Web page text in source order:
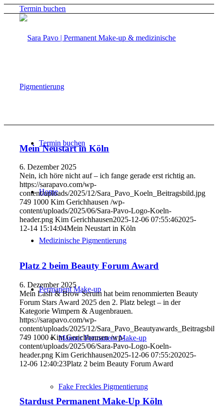
Termin buchen
Termin buchen
Home
Medizinische Pigmentierung
Permanent Make-up
Männer Permanent Make-up
Fake Freckles Pigmentierung
Mein Neustart in Köln
6. Dezember 2025
Nein, ich höre nicht auf – ich fange gerade erst richtig an.
https://sarapavo.com/wp-
content/uploads/2025/12/Sara_Pavo_Koeln_Beitragsbild.jpg
749 1000 Kim Gerichhausen /wp-
content/uploads/2025/06/Sara-Pavo-Logo-Koeln-
header.png Kim Gerichhausen2025-12-06 07:55:462025-
12-14 15:14:04Mein Neustart in Köln
Platz 2 beim Beauty Forum Award
6. Dezember 2025
Mein Lash & Brow Serum hat beim renommierten Beauty
Forum Stars Award 2025 den 2. Platz belegt – in der
Kategorie Wimpern & Augenbrauen.
https://sarapavo.com/wp-
content/uploads/2025/12/
749 1000 Kim Gerichhausen /wp-
content/uploads/2025/06/Sara-Pavo-Logo-Koeln-
header.png Kim Gerichhausen2025-12-06 07:55:202025-
12-06 12:40:23Platz 2 beim Beauty Forum Award
Stardust Permanent Make-Up Köln